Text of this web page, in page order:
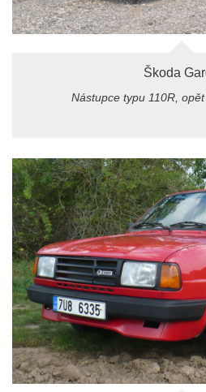
Škoda
Nástupce typu 110R,